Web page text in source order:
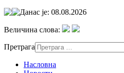
Данас је: 08.08.2026
Величина слова:
Претрага
Насловна